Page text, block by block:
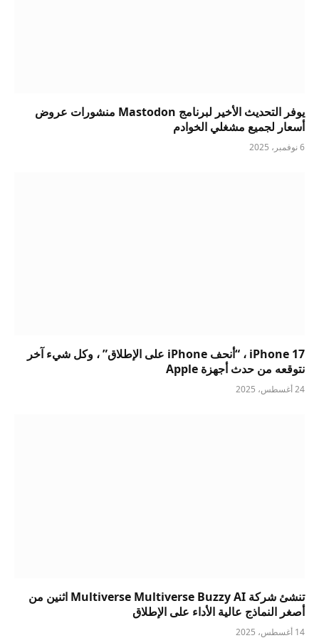
يوفر التحديث الأخير لبرنامج Mastodon منشورات عروض
أسعار لجميع مشغلي الخوادم
6 نوفمبر، 2025
iPhone 17 ، “أنحف iPhone على الإطلاق” ، وكل شيء آخر
نتوقعه من حدث أجهزة Apple
24 أغسطس، 2025
تنشئ شركة Multiverse Multiverse Buzzy AI اثنين من
أصغر النماذج عالية الأداء على الإطلاق
14 أغسطس، 2025